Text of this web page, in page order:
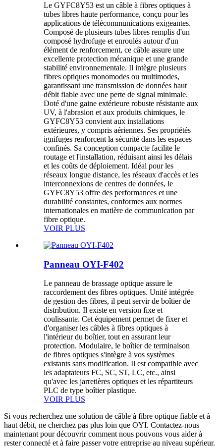
Le GYFC8Y53 est un câble à fibres optiques à
tubes libres haute performance, conçu pour les
applications de télécommunications exigeantes.
Composé de plusieurs tubes libres remplis d'un
composé hydrofuge et enroulés autour d'un
élément de renforcement, ce câble assure une
excellente protection mécanique et une grande
stabilité environnementale. Il intègre plusieurs
fibres optiques monomodes ou multimodes,
garantissant une transmission de données haut
débit fiable avec une perte de signal minimale.
Doté d'une gaine extérieure robuste résistante aux
UV, à l'abrasion et aux produits chimiques, le
GYFC8Y53 convient aux installations
extérieures, y compris aériennes. Ses propriétés
ignifuges renforcent la sécurité dans les espaces
confinés. Sa conception compacte facilite le
routage et l'installation, réduisant ainsi les délais
et les coûts de déploiement. Idéal pour les
réseaux longue distance, les réseaux d'accès et les
interconnexions de centres de données, le
GYFC8Y53 offre des performances et une
durabilité constantes, conformes aux normes
internationales en matière de communication par
fibre optique.
VOIR PLUS
Panneau OYI-F402
Le panneau de brassage optique assure le
raccordement des fibres optiques. Unité intégrée
de gestion des fibres, il peut servir de boîtier de
distribution. Il existe en version fixe et
coulissante. Cet équipement permet de fixer et
d'organiser les câbles à fibres optiques à
l'intérieur du boîtier, tout en assurant leur
protection. Modulaire, le boîtier de terminaison
de fibres optiques s'intègre à vos systèmes
existants sans modification. Il est compatible avec
les adaptateurs FC, SC, ST, LC, etc., ainsi
qu'avec les jarretières optiques et les répartiteurs
PLC de type boîtier plastique.
VOIR PLUS
Si vous recherchez une solution de câble à fibre optique fiable et à
haut débit, ne cherchez pas plus loin que OYI. Contactez-nous
maintenant pour découvrir comment nous pouvons vous aider à
rester connecté et à faire passer votre entreprise au niveau supérieur.